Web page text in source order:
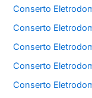
Conserto
Conserto
Conserto
Conserto
Conserto